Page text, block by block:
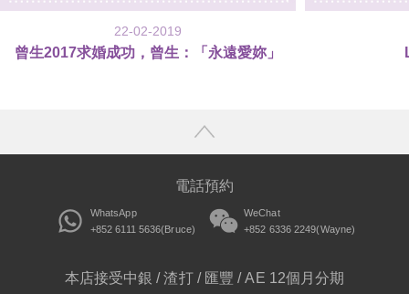
22-02-2019
曾生2017求婚成功，曾生：「永遠愛妳」
電話預約
WhatsApp
+852 6111 5636(Bruce)
WeChat
+852 6336 2249(Wayne)
本店接受中銀 / 渣打 / 匯豐 / AE 12個月分期